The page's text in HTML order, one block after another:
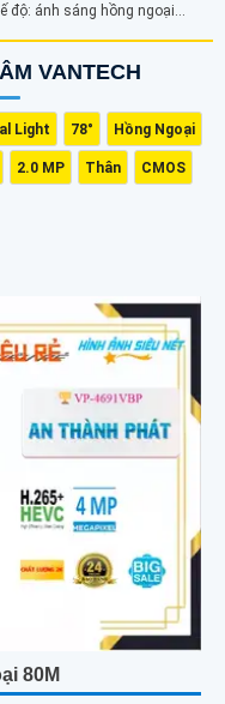
độ: ánh sáng hồng ngoại
rõ nét cả ngày và đêm.
VANTECH
Light 78° Hồng Ngoại
2.0 MP Thân CMOS
80M